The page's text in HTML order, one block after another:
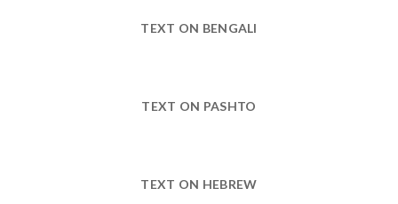
TEXT ON BENGALI
TEXT ON PASHTO
TEXT ON HEBREW